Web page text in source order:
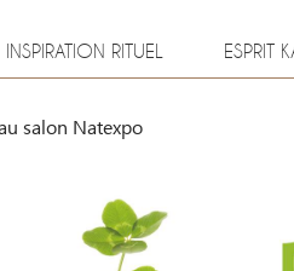
INSPIRATION RITUEL ESPRIT
salon Natexpo